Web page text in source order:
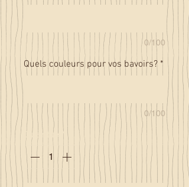
0/100
Quels couleurs pour vos bavoirs? *
0/100
Quantité *